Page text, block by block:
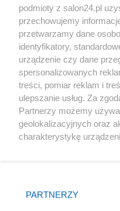
Społeczeństwo
Kultura
X Facebook
podmioty z salon24.pl
przechowujemy
przetwarzamy dane
identyfikatory,
urządzenie czy dane
spersonalizowanych
treści, pomiar reklam i
ulepszanie usług. Za
Partnerzy możemy
geolokalizacyjnych oraz
charakterystykę
zmienić/wycofać klikając
znajdujący się w lewym
PARTNERZY